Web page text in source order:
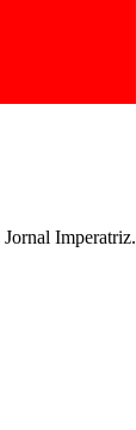
Imperatriz.